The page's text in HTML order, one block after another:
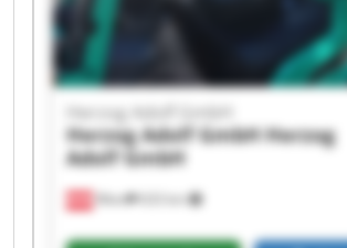
Wien 633 km
Herzog Adolf GmbH
Herzog Adolf GmbHHerzog
Adolf GmbH